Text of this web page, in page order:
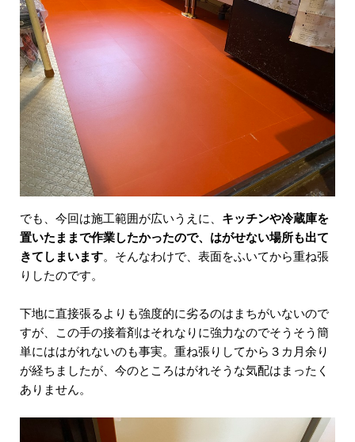
でも、今回は施工範囲が広いうえに、 キッチンや冷蔵庫を
置いたままで作業したかったので、はがせない場所も出て
きてしまいます。そんなわけで、表面をふいてから重ね張
りしたのです。
下地に直接張るよりも強度的に劣るのはまちがいないので
すが、この手の接着剤はそれなりに強力なのでそうそう簡
単にははがれないのも事実。重ね張りしてから３カ月余り
が経ちましたが、今のところはがれそうな気配はまったく
ありません。